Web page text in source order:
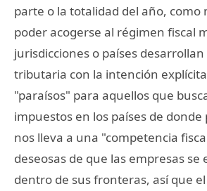
parte o la totalidad del año, como
poder acogerse al régimen fiscal
jurisdicciones o países
tributaria con la intención
"paraísos" para aquellos que
impuestos en los países de
nos lleva a una "competencia
deseosas de que las empresas se
dentro de sus fronteras, así que